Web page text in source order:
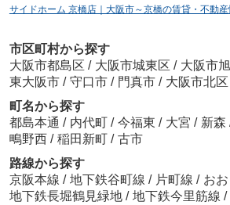
サイドホーム 京橋店｜大阪市～京橋の賃貸・不動産
市区町村から探す
大阪市都島区 / 大阪市城東区 / 大阪市
東大阪市 / 守口市 / 門真市 / 大阪市北区
町名から探す
都島本通 / 内代町 / 今福東 / 大宮 / 新森
鴫野西 / 稲田新町 / 古市
路線から探す
京阪本線 / 地下鉄谷町線 / 片町線 / お
地下鉄長堀鶴見緑地 / 地下鉄今里筋線 /